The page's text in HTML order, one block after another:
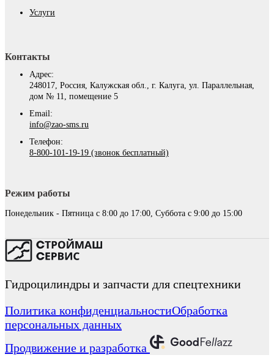
Услуги
Контакты
Адрес:
248017, Россия, Калужская обл., г. Калуга, ул. Параллельная,
дом № 11, помещение 5
Email:
info@zao-sms.ru
Телефон:
8-800-101-19-19 (звонок бесплатный)
Режим работы
Понедельник - Пятница с 8:00 до 17:00, Суббота с 9:00 до 15:00
Гидроцилиндры и запчасти для спецтехники
Политика конфиденциальностиОбработка
персональных данных
Продвижение и разработка